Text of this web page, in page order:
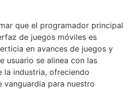
que el programador principal
de juegos móviles es
en avances de juegos y
usuario se alinea con las
la industria, ofreciendo
vanguardia para nuestro